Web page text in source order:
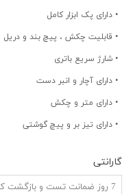
• دارای پک ابزار کامل
• قابلیت چکش ، پیچ بند و دریل
• شارژ سریع باتری
• دارای آچار و انبر دست
• دارای متر و چکش
• دارای تیز بر و پیچ گوشتی
گارانتی
7 روز ضمانت تست و بازگشت کالا